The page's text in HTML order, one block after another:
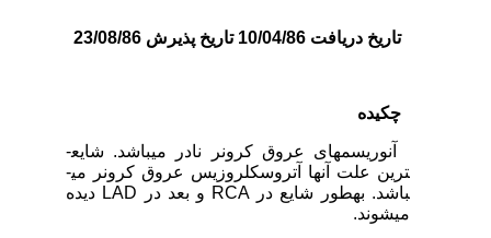
تاریخ دریافت 10/04/86 تاریخ پذیرش 23/08/86
چکیده
آنوریسم­های عروق کرونر نادر می­باشد. شایع­
ترین علت آن­ها آتروسکلروزیس عروق کرونر می­
باشد. به­طور شایع در RCA و بعد در LAD دیده
می­شوند.